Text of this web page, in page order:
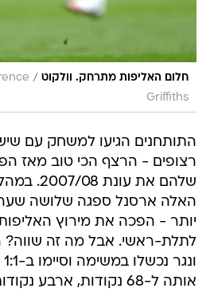
חלום האליפות מתרחק. וולקוט /
Griffiths
התותחנים הגיעו למשחק עם
רצופים - הרצף הכי טוב מאז
שלהם את
האלה ארסנל ספגה שלושה
יותר - הפכה את מירוץ
לתלת-ראשי. אבל מה זה שווה?
אותה ל-68 נקודות, ארבע